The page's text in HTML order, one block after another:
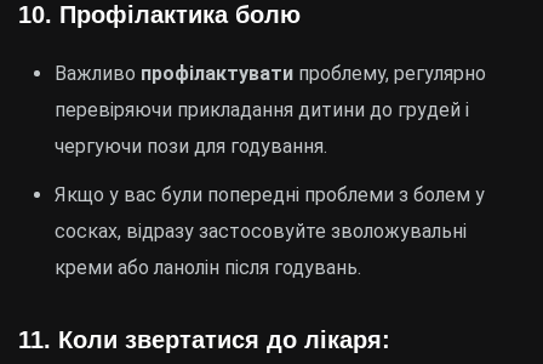
10. Профілактика болю
Важливо профілактувати проблему, регулярно
перевіряючи прикладання дитини до грудей і
чергуючи пози для годування.
Якщо у вас були попередні проблеми з болем у
сосках, відразу застосовуйте зволожувальні
креми або ланолін після годувань.
11. Коли звертатися до лікаря: